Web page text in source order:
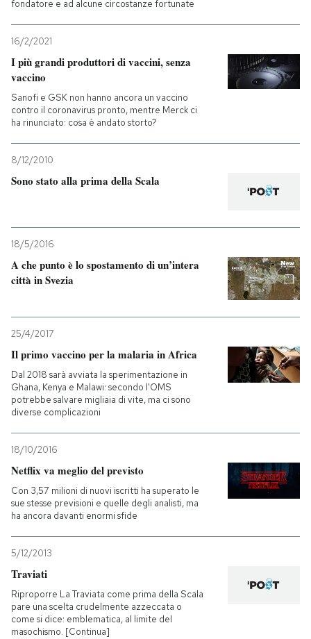
fondatore e ad alcune circostanze fortunate
16/2/2021
I più grandi produttori di vaccini, senza
vaccino
Sanofi e GSK non hanno ancora un vaccino
contro il coronavirus pronto, mentre Merck ci
ha rinunciato: cosa è andato storto?
8/12/2010
Sono stato alla prima della Scala
18/5/2016
A che punto è lo spostamento di un’intera
città in Svezia
25/4/2017
Il primo vaccino per la malaria in Africa
Dal 2018 sarà avviata la sperimentazione in
Ghana, Kenya e Malawi: secondo l'OMS
potrebbe salvare migliaia di vite, ma ci sono
diverse complicazioni
18/10/2016
Netflix va meglio del previsto
Con 3,57 milioni di nuovi iscritti ha superato le
sue stesse previsioni e quelle degli analisti, ma
ha ancora davanti enormi sfide
5/12/2013
Traviati
Riproporre La Traviata come prima della Scala
pare una scelta crudelmente azzeccata o
come si dice: emblematica, al limite del
masochismo. [Continua]